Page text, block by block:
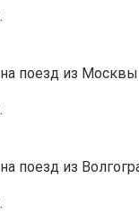
поезд из
поезд из